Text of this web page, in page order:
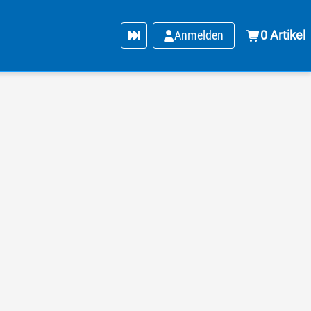
Anmelden 0 Artikel